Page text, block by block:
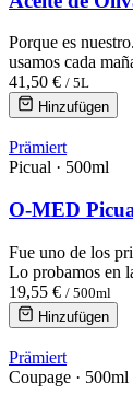
Porque es
usamos cada
41,50 € / 5L
Hinzufügen
Prämiert
Picual · 500ml
O-MED
Fue uno de los
Lo probamos en
19,55 € / 500ml
Hinzufügen
Prämiert
Coupage · 500ml